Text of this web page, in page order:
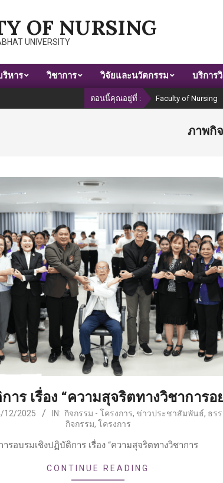
OF NURSING
UNIVERSITY
ริหาร วิชาการ วิจัยและนวัตกรรม บริการ
ตอนนี้คุณอยู่ที่ : Faculty of Nursing
ภาพกิ
าร เรื่อง “ความสุจริตทางวิชาการ
12/2025 IN: กิจกรรม - โครงการ, ข่าวประชาสัมพันธ์, ธร
กิจกรรม, โครงการ
ารอบรมเชิงปฏิบัติการ เรื่อง “ความสุจริตทางวิชาการ
CONTINUE READING